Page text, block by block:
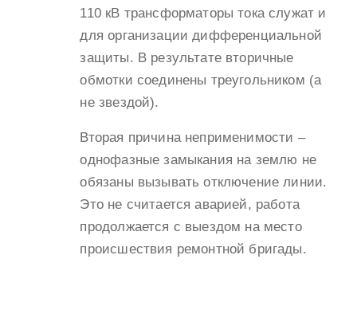
110 кВ трансформаторы тока служат и
для организации дифференциальной
защиты. В результате вторичные
обмотки соединены треугольником (а
не звездой).
Вторая причина неприменимости –
однофазные замыкания на землю не
обязаны вызывать отключение линии.
Это не считается аварией, работа
продолжается с выездом на место
происшествия ремонтной бригады.